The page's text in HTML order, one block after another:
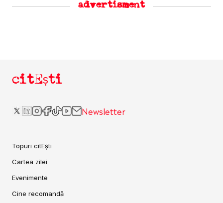
advertisment
citEști
Newsletter
Topuri citEști
Cartea zilei
Evenimente
Cine recomandă